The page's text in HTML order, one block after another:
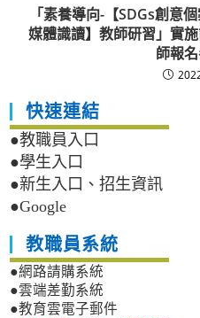
「素養導向-【SDGs創意
媒體識讀】教師研習」實
師報
快速連結
●教職員入口
●學生入口
●新生入口、招生資訊
●Google
教職員系統
●網路請購系統
●雲端差勤系統
●教育雲電子郵件